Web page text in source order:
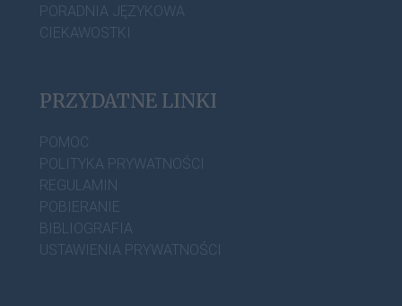
PORADNIA JĘZYKOWA
CIEKAWOSTKI
PRZYDATNE LINKI
POMOC
POLITYKA PRYWATNOŚCI
REGULAMIN
POBIERANIE
BIBLIOGRAFIA
USTAWIENIA PRYWATNOŚCI